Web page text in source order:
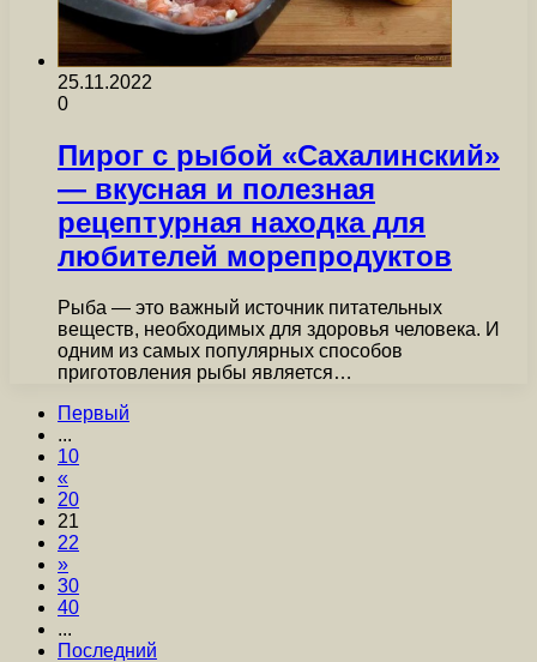
25.11.2022
0
Пирог с рыбой «Сахалинский»
— вкусная и полезная
рецептурная находка для
любителей морепродуктов
Рыба — это важный источник питательных
веществ, необходимых для здоровья человека. И
одним из самых популярных способов
приготовления рыбы является…
Первый
...
10
«
20
21
22
»
30
40
...
Последний